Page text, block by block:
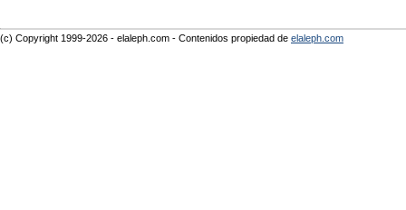
(c) Copyright 1999-2026 - elaleph.com - Contenidos propiedad de elaleph.com